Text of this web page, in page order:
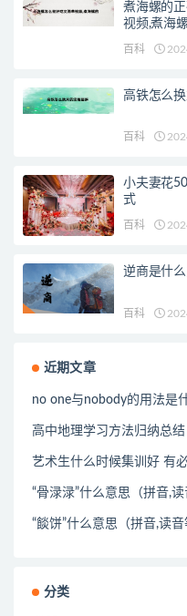
煮海螺的
视频,煮海
百科
高铁怎么
百科
小夫妻花
式
百科
逆商是什
百科
近期文章
no one与nobody的用法是
高中地理学习方法归纳总
艺术生什么时候集训好 有
“骨渌渌”什么意思（拼音,读
“餤饼”什么意思（拼音,读音
分类